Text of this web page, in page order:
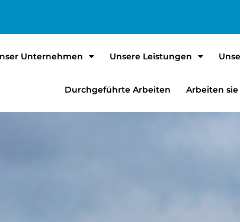
Unternehmen Unsere Leistungen
Durchgeführte Arbeiten Arbeiten